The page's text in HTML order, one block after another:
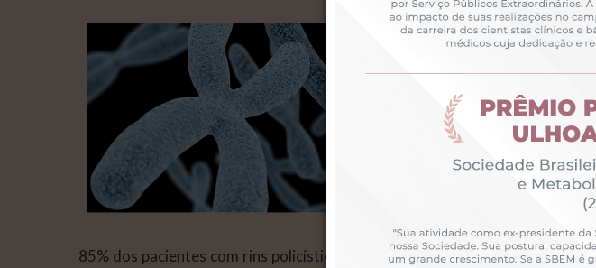
A doença policística
A doença policística renal
dos seus pais tem rins
Todavia, não basta ter
proliferar
cada indivíduo,
85% dos pacientes com rins policísticos têm uma mutação no gene